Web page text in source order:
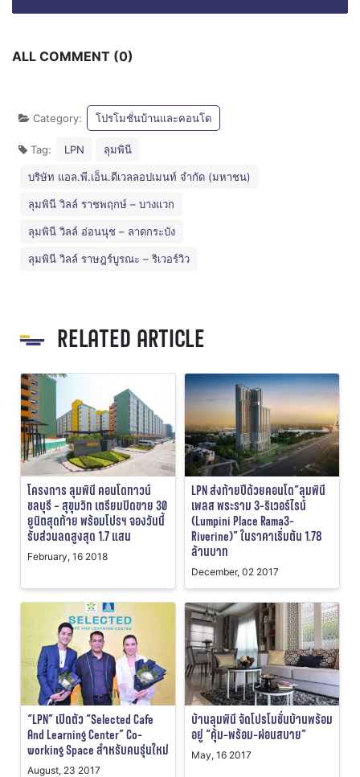
ALL COMMENT (0)
Category: โปรโมชั่นบ้านและคอนโด
Tag: LPN ลุมพินี
บริษัท แอล.พี.เอ็น.ดีเวลลอปเมนท์ จำกัด (มหาชน)
ลุมพินี วิลล์ ราชพฤกษ์ – บางแวก
ลุมพินี วิลล์ อ่อนนุช – ลาดกระบัง
ลุมพินี วิลล์ ราษฎร์บูรณะ – ริเวอร์วิว
RELATED ARTICLE
โครงการ ลุมพินี คอนโดทาวน์
ชลบุรี – สุขุมวิท เตรียมปิดขาย 30
ยูนิตสุดท้าย พร้อมโปรฯ จองวันนี้
รับส่วนลดสูงสุด 1.7 แสน
February, 16 2018
LPN ส่งท้ายปีด้วยคอนโด”ลุมพินี
เพลส พระราม 3-ริเวอร์ไรน์
(Lumpini Place Rama3-
Riverine)” ในราคาเริ่มต้น 1.78
ล้านบาท
December, 02 2017
“LPN” เปิดตัว “Selected Cafe
And Learning Center” Co-
working Space สำหรับคนรุ่นใหม่
August, 23 2017
บ้านลุมพินี จัดโปรโมชั่นบ้านพร้อม
อยู่ “คุ้ม-พร้อม-ผ่อนสบาย”
May, 16 2017